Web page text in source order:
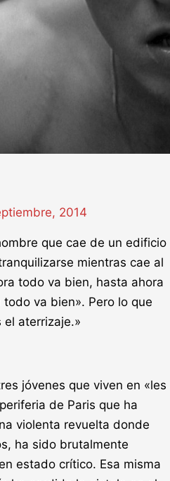
2014
que cae de un edificio
mientras cae al
todo va bien, hasta ahora
va bien». Pero lo que
aterrizaje.»
jóvenes que viven en «les
de Paris que ha
violenta revuelta donde
ha sido brutalmente
estado crítico. Esa misma